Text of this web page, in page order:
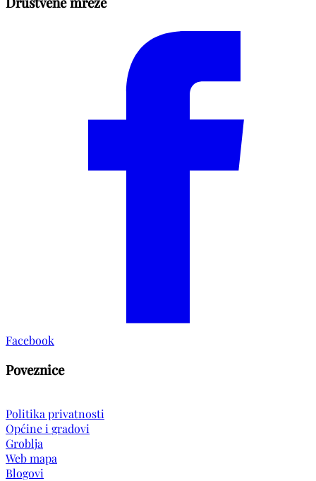
Facebook
Poveznice
Politika privatnosti
Općine i gradovi
Groblja
Web mapa
Blogovi